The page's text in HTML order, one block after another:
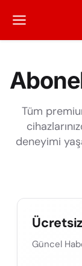
Tüm
deneyimi
Güncel